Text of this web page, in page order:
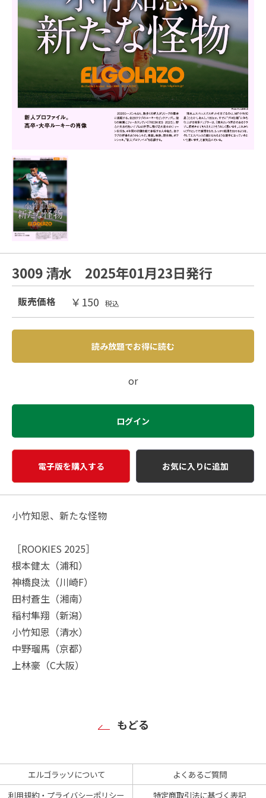
3009 清水 2025年01月23日発行
販売価格 ￥150 税込
読み放題でお得に読む
or
ログイン
電子版を購入する お気に入りに追加
小竹知恩、新たな怪物
［ROOKIES 2025］
根本健太（浦和）
神橋良汰（川崎F）
田村蒼生（湘南）
稲村隼翔（新潟）
小竹知恩（清水）
中野瑠馬（京都）
上林豪（C大阪）
もどる
エルゴラッソについて
よくあるご質問
利用規約・プライバシーポリシー
特定商取引法に基づく表記